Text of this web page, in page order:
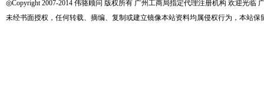
◎Copyright 2007-2014 伟骆顾问 版权所有 广州工商局指定代理注册机构 欢迎光临
未经书面授权，任何转载、摘编、复制或建立镜像本站资料均属侵权行为，本站